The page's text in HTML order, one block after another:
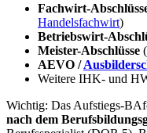
Fachwirt-
Handelsfachwirt)
Betriebswirt-
Meister-Abschlüsse
AEVO /
Weitere IHK- und
Wichtig: Das Aufstiegs-
nach dem